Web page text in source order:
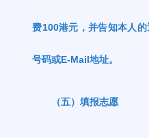
费100港元，并告知本人
号码或E-Mail地址。
（五）填报志愿